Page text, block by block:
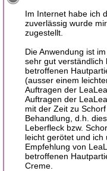
Im Internet habe ich
zuverlässig wurde
zugestellt.
Die Anwendung ist
sehr gut verständlich
betroffenen
(ausser einem
Auftragen der
Auftragen der
mit der Zeit zu
Behandlung, d.h.
Leberfleck bzw.
leicht gerötet und ich
Empfehlung von
betroffenen
Creme.